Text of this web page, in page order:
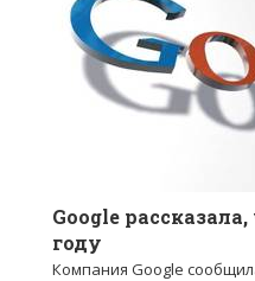
Google
году
Компания Google